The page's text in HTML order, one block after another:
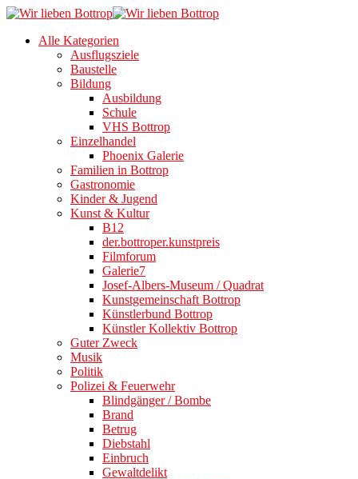
Alle Kategorien
Ausflugsziele
Baustelle
Bildung
Ausbildung
Schule
VHS Bottrop
Einzelhandel
Phoenix Galerie
Familien in Bottrop
Gastronomie
Kinder & Jugend
Kunst & Kultur
B12
der.bottroper.kunstpreis
Filmforum
Galerie7
Josef-Albers-Museum / Quadrat
Kunstgemeinschaft Bottrop
Künstlerbund Bottrop
Künstler Kollektiv Bottrop
Guter Zweck
Musik
Politik
Polizei & Feuerwehr
Blindgänger / Bombe
Brand
Betrug
Diebstahl
Einbruch
Gewaltdelikt